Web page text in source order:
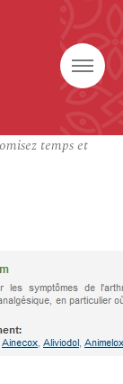
temps et